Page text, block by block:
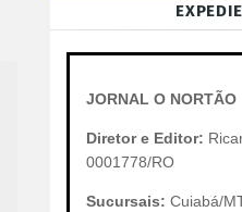
JORNAL O NORTÃO
Diretor e Editor:
0001778/RO
Sucursais: Cuiabá/